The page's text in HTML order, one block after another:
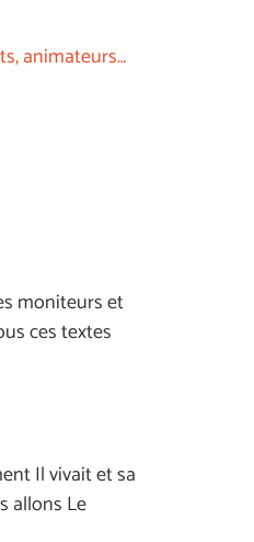
animateurs…
moniteurs et
ces textes
Il vivait et sa
allons Le